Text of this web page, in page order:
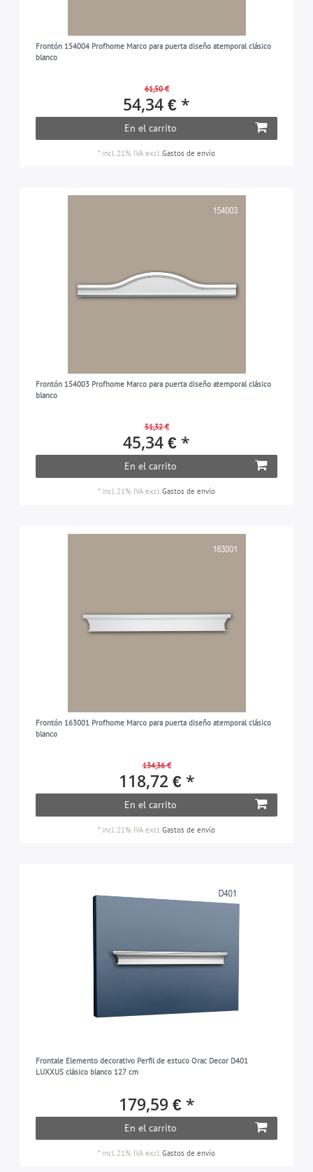
Frontón 154004 Profhome Marco para puerta diseño atemporal clásico
blanco
61,50 €
54,34 € *
En el carrito
* incl. 21% IVA excl.Gastos de envío
Frontón 154003 Profhome Marco para puerta diseño atemporal clásico
blanco
51,32 €
45,34 € *
En el carrito
* incl. 21% IVA excl.Gastos de envío
Frontón 163001 Profhome Marco para puerta diseño atemporal clásico
blanco
134,36 €
118,72 € *
En el carrito
* incl. 21% IVA excl. Gastos de envío
Frontale Elemento decorativo Perfil de estuco Orac Decor D401
LUXXUS clásico blanco 127 cm
179,59 € *
En el carrito
* incl. 21% IVA excl.Gastos de envío